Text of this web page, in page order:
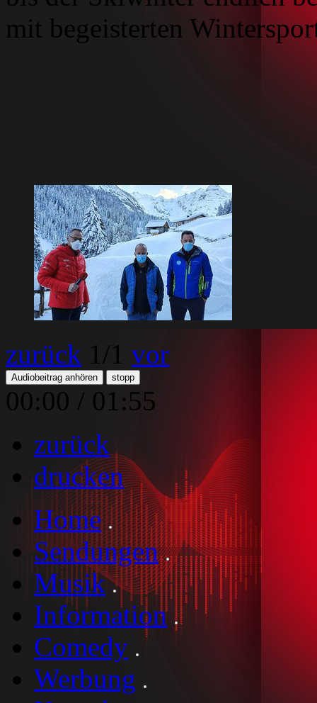
mit begeisterten
zurück 1 /1 vor
Audiobeitrag anhören stopp
00:00 / 01:55
zurück
drucken
Home
Sendungen
Musik
Information
Comedy
Werbung